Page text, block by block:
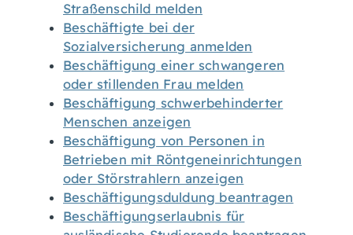
Straßenschild melden
Beschäftigte bei der
Sozialversicherung anmelden
Beschäftigung einer schwangeren
oder stillenden Frau melden
Beschäftigung schwerbehinderter
Menschen anzeigen
Beschäftigung von Personen in
Betrieben mit Röntgeneinrichtungen
oder Störstrahlern anzeigen
Beschäftigungsduldung beantragen
Beschäftigungserlaubnis für